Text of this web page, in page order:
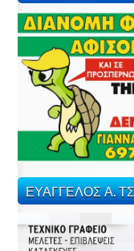
ΕΥΑΓΓΕΛΟΣ Α.